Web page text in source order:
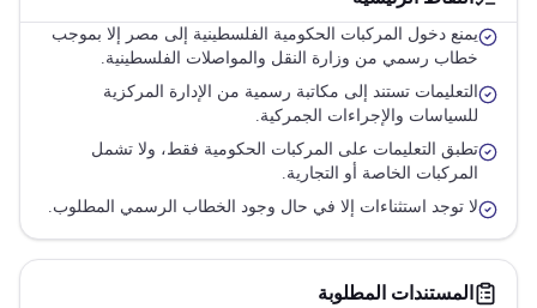
يمنع دخول المركبات الحكومية الفلسطينية إلى مصر إلا بموجب
خطاب رسمي من وزارة النقل والمواصلات الفلسطينية.
التعليمات تستند إلى مكاتبة رسمية من الإدارة المركزية
للسياسات والإجراءات الجمركية.
تطبق التعليمات على المركبات الحكومية فقط، ولا تشمل
المركبات الخاصة أو التجارية.
لا توجد استثناءات إلا في حال وجود الخطاب الرسمي المطلوب.
المستندات المطلوبة